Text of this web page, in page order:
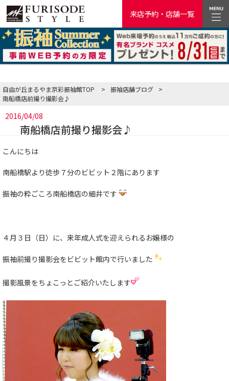
来店予約・店舗一覧
自由が丘まるやま京彩振袖館TOP > 振袖店舗ブログ
>
南船橋店前撮り撮影会♪
2016/04/08
南船橋店前撮り撮影会♪
こんにちは
南船橋駅より徒歩７分のビビット２階にあります
振袖の粋ごころ南船橋店の細井です
４月３日（日）に、来年成人式を迎えられるお嬢様の
振袖前撮り撮影会をビビット館内で行いました
撮影風景をちょこっとご紹介いたします